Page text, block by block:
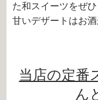
た和スイーツをぜひ
甘いデザートはお
当店の定
ん